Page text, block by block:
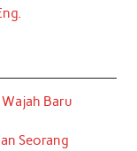
Baru
Seorang